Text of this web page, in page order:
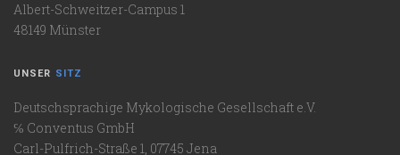
Albert-Schweitzer-Campus 1
48149 Münster
UNSER SITZ
Deutschsprachige Mykologische Gesellschaft e.V.
℅ Conventus GmbH
Carl-Pulfrich-Straße 1, 07745 Jena